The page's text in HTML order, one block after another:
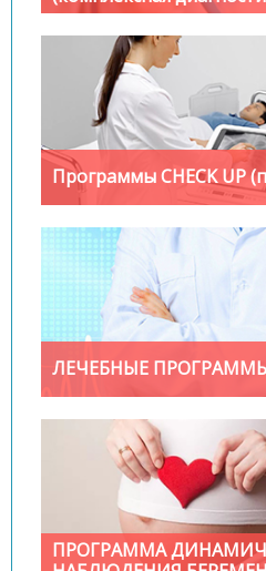
Программы CHECK UP
ЛЕЧЕБНЫЕ
ПРОГРАММА